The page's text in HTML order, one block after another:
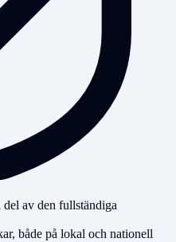
av den fullständiga
både på lokal och nationell